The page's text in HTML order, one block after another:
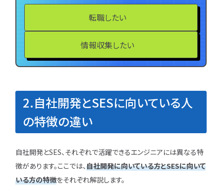
転職したい
情報収集したい
2.自社開発とSESに向いている人
の特徴の違い
自社開発とSES、それぞれで活躍できるエンジニアには異なる特
徴があります。ここでは、自社開発に向いている方とSESに向いて
いる方の特徴をそれぞれ解説します。